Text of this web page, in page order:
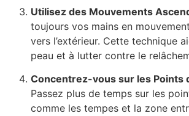
Utilisez des Mouvements
toujours vos mains en
vers l’extérieur. Cette technique
peau et à lutter contre le
Concentrez-vous sur les Points
Passez plus de temps sur les
comme les tempes et la zone